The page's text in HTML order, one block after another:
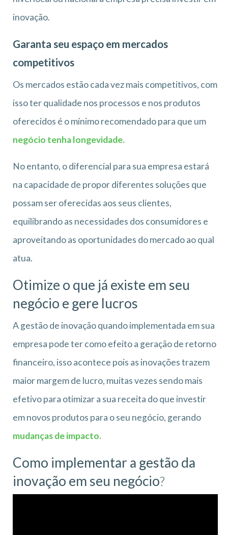
inovação.
Garanta seu espaço em mercados
competitivos
Os mercados estão cada vez mais competitivos, com
isso ter qualidade nos processos e nos produtos
oferecidos é o mínimo recomendado para que um
negócio tenha longevidade.
No entanto, o diferencial para sua empresa estará
na capacidade de propor diferentes soluções que
possam ser oferecidas aos seus clientes,
equilibrando as necessidades dos consumidores e
aproveitando as oportunidades do mercado ao qual
atua.
Otimize o que já existe em seu
negócio e gere lucros
A gestão de inovação quando implementada em sua
empresa pode ter como efeito a geração de retorno
financeiro, isso acontece pois as inovações trazem
maior margem de lucro, muitas vezes sendo mais
efetivo para otimizar a sua receita do que investir
em novos produtos para o seu negócio, gerando
mudanças de impacto.
Como implementar a gestão da
inovação em seu negócio?